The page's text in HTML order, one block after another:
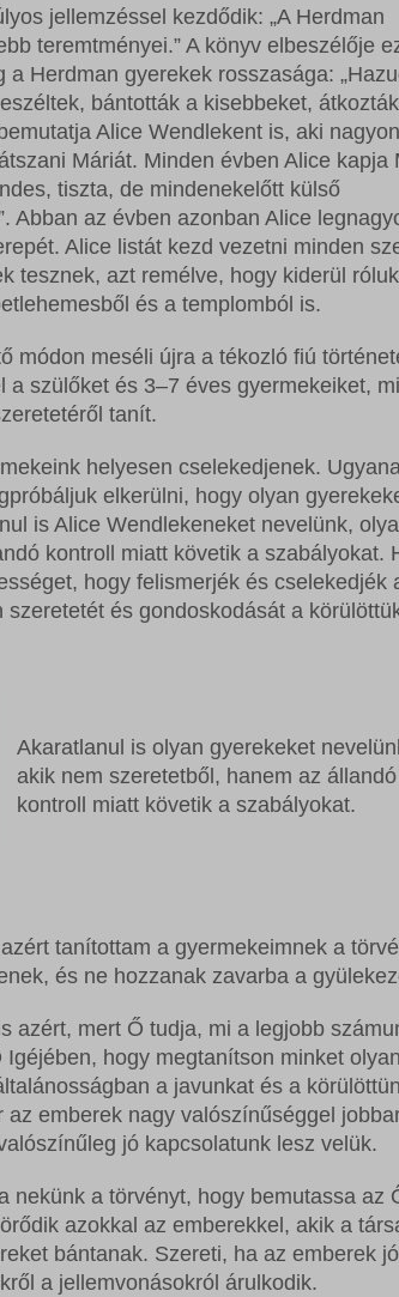
jellemzéssel kezdődik: „A Herdman
teremtményei.” A könyv elbeszélője
Herdman gyerekek rosszasága:
bántották a kisebbeket, átkozták
Alice Wendlekent is, aki nagyon
Máriát. Minden évben Alice kapja
tiszta, de mindenekelőtt külső
Abban az évben azonban Alice
Alice listát kezd vezetni minden
tesznek, azt remélve, hogy kiderül
és a templomból is.
módon meséli újra a tékozló fiú
szülőket és 3–7 éves gyermekeiket,
tanít.
helyesen cselekedjenek.
elkerülni, hogy olyan
is Alice Wendlekeneket nevelünk,
kontroll miatt követik a szabályokat.
hogy felismerjék és cselekedjék
és gondoskodását a
Akaratlanul is olyan gyerekeket
akik nem szeretetből, hanem az állandó
kontroll miatt követik a szabályokat.
tanítottam a gyermekeimnek a
és ne hozzanak zavarba a
azért, mert Ő tudja, mi a legjobb
hogy megtanítson minket olyan
a javunkat és a
emberek nagy valószínűséggel
jó kapcsolatunk lesz velük.
nekünk a törvényt, hogy bemutassa az
azokkal az emberekkel, akik a
bántanak. Szereti, ha az emberek
a jellemvonásokról árulkodik.